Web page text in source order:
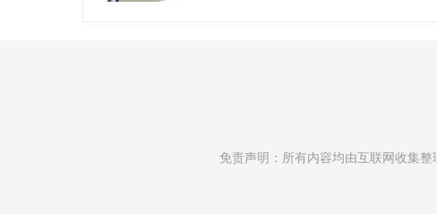
免责声明：所有内容均由互联网收集